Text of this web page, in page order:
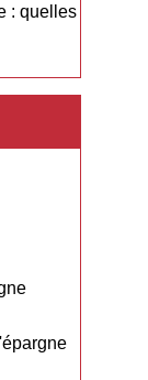
: quelles